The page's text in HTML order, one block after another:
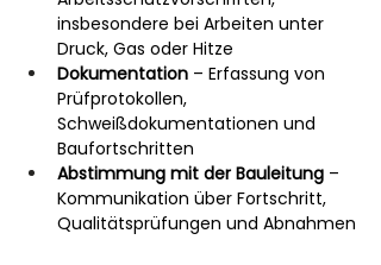
insbesondere bei Arbeiten unter
Druck, Gas oder Hitze
Dokumentation – Erfassung von
Prüfprotokollen,
Schweißdokumentationen und
Baufortschritten
Abstimmung mit der Bauleitung –
Kommunikation über Fortschritt,
Qualitätsprüfungen und Abnahmen